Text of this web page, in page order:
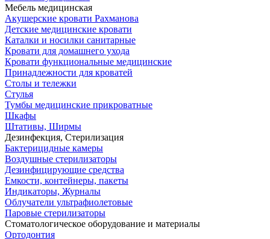
Мебель медицинская
Акушерские кровати Рахманова
Детские медицинские кровати
Каталки и носилки санитарные
Кровати для домашнего ухода
Кровати функциональные медицинские
Принадлежности для кроватей
Столы и тележки
Стулья
Тумбы медицинские прикроватные
Шкафы
Штативы, Ширмы
Дезинфекция, Стерилизация
Бактерицидные камеры
Воздушные стерилизаторы
Дезинфицирующие средства
Емкости, контейнеры, пакеты
Индикаторы, Журналы
Облучатели ультрафиолетовые
Паровые стерилизаторы
Стоматологическое оборудование и материалы
Ортодонтия